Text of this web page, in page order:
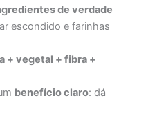
de verdade
escondido e farinhas
+ vegetal + fibra +
benefício claro: dá